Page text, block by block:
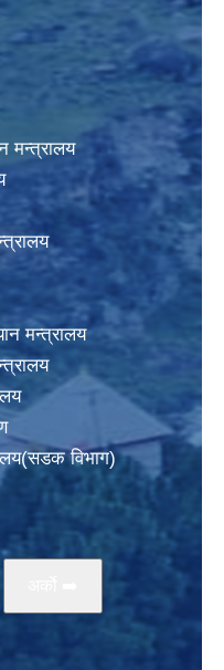
मन्त्रालय
मन्त्रालय
विभाग)